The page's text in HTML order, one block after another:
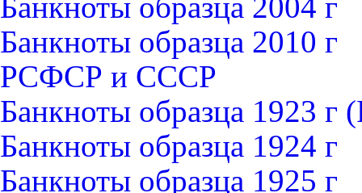
Банкноты образца 2010 г
РСФСР и СССР
Банкноты образца 1923
Банкноты образца 1924 г
Банкноты образца 1925 г